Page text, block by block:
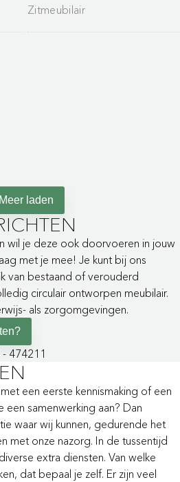
Zitmeubilair
Meer laden
wil je deze ook doorvoeren in jouw
met je mee! Je kunt bij ons
van bestaand of verouderd
circulair ontworpen meubilair.
als zorgomgevingen.
474211
een eerste kennismaking of een
samenwerking aan? Dan
waar wij kunnen, gedurende het
met onze nazorg. In de tussentijd
extra diensten. Van welke
dat bepaal je zelf. Er zijn veel